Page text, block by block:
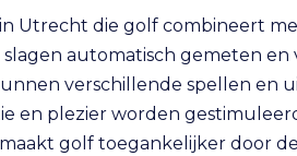
Utrecht die golf combineert
automatisch gemeten en
verschillende spellen en
en plezier worden
golf toegankelijker door